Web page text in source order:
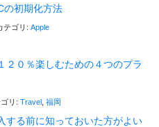
の初期化方法
テゴリ: Apple
２０％楽しむための４つのプラ
リ: Travel 福岡
する前に知っておいた方がよい